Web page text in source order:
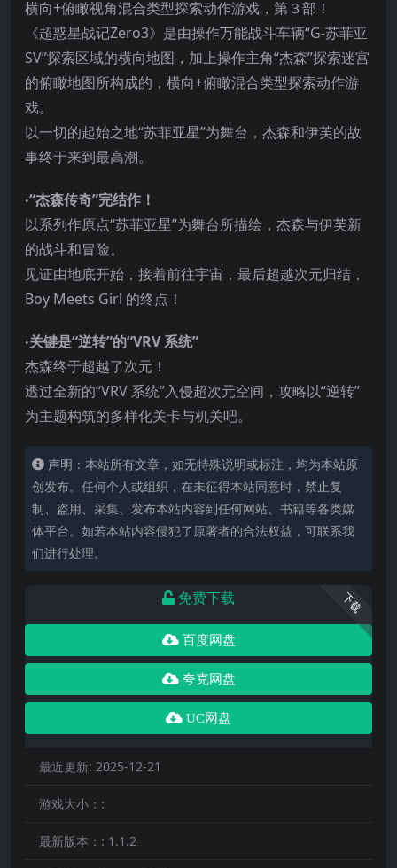
横向+俯瞰视角混合类型探索动作游戏，第３部！
《超惑星战记Zero3》是由操作万能战斗车辆“G-苏菲亚
SV”探索区域的横向地图，加上操作主角“杰森”探索迷宫
的俯瞰地图所构成的，横向+俯瞰混合类型探索动作游
戏。
以一切的起始之地“苏菲亚星”为舞台，杰森和伊芙的故
事终于来到最高潮。
‧“杰森传奇”完结作！
以系列作原点“苏菲亚星”为舞台所描绘，杰森与伊芙新
的战斗和冒险。
见证由地底开始，接着前往宇宙，最后超越次元归结，
Boy Meets Girl 的终点！
‧关键是“逆转”的“VRV 系统”
杰森终于超越了次元！
透过全新的“VRV 系统”入侵超次元空间，攻略以“逆转”
为主题构筑的多样化关卡与机关吧。
声明：本站所有文章，如无特殊说明或标注，均为本站原
创发布。任何个人或组织，在未征得本站同意时，禁止复
制、盗用、采集、发布本站内容到任何网站、书籍等各类媒
体平台。如若本站内容侵犯了原著者的合法权益，可联系我
们进行处理。
下载
免费下载
百度网盘
夸克网盘
UC网盘
最近更新: 2025-12-21
游戏大小：:
最新版本：: 1.1.2